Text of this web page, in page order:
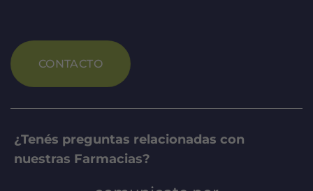
CONTACTO
¿Tenés preguntas relacionadas con
nuestras Farmacias?